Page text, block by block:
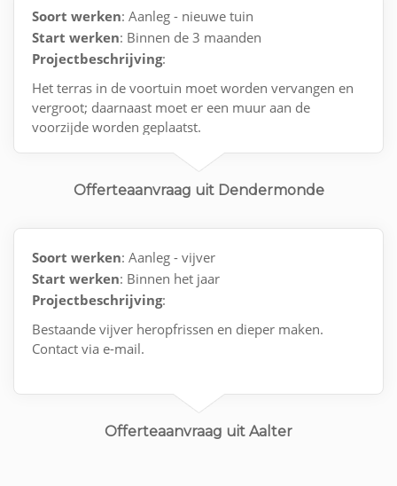
Soort werken: Aanleg - nieuwe tuin
Start werken: Binnen de 3 maanden
Projectbeschrijving:
Het terras in de voortuin moet worden vervangen en
vergroot; daarnaast moet er een muur aan de
voorzijde worden geplaatst.
Offerteaanvraag uit Dendermonde
Soort werken: Aanleg - vijver
Start werken: Binnen het jaar
Projectbeschrijving:
Bestaande vijver heropfrissen en dieper maken.
Contact via e-mail.
Offerteaanvraag uit Aalter